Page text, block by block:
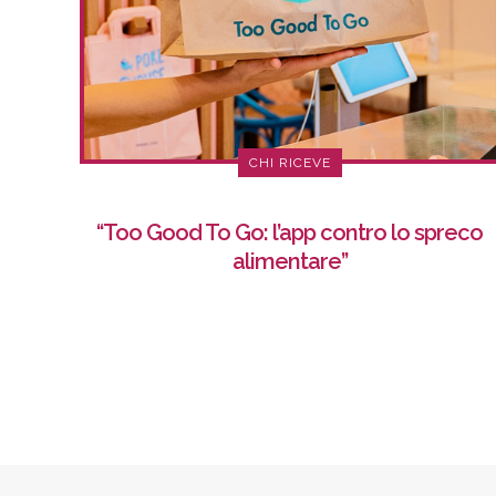
CHI RICEVE
“Too Good To Go: l’app contro lo spreco
alimentare”